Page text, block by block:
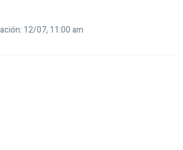
12/07, 11:00 am